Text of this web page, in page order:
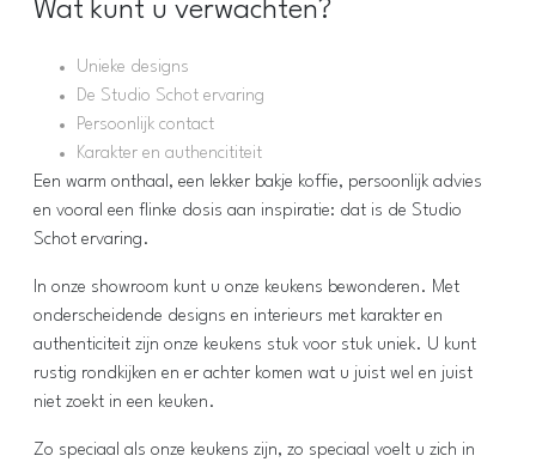
Wat kunt u verwachten?
Unieke designs
De Studio Schot ervaring
Persoonlijk contact
Karakter en authencititeit
Een warm onthaal, een lekker bakje koffie, persoonlijk advies
en vooral een flinke dosis aan inspiratie: dat is de Studio
Schot ervaring.
In onze showroom kunt u onze keukens bewonderen. Met
onderscheidende designs en interieurs met karakter en
authenticiteit zijn onze keukens stuk voor stuk uniek. U kunt
rustig rondkijken en er achter komen wat u juist wel en juist
niet zoekt in een keuken.
Zo speciaal als onze keukens zijn, zo speciaal voelt u zich in